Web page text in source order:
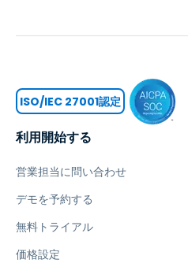
利用開始する
営業担当に問い合わせ
デモを予約する
無料トライアル
価格設定
ISO/IEC 27001認定